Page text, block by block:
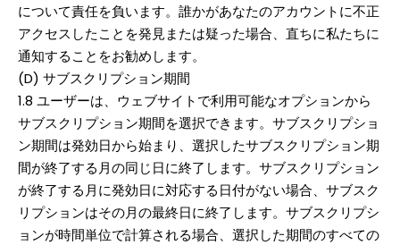
について責任を負います。誰かがあなたのアカウントに不正
アクセスしたことを発見または疑った場合、直ちに私たちに
通知することをお勧めします。
(D) サブスクリプション期間
1.8 ユーザーは、ウェブサイトで利用可能なオプションから
サブスクリプション期間を選択できます。サブスクリプショ
ン期間は発効日から始まり、選択したサブスクリプション期
間が終了する月の同じ日に終了します。サブスクリプション
が終了する月に発効日に対応する日付がない場合、サブスク
リプションはその月の最終日に終了します。サブスクリプシ
ョンが時間単位で計算される場合、選択した期間のすべての